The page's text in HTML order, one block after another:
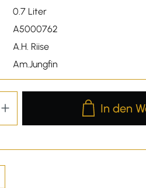
0.7 Liter
A5000762
A.H. Riise
Am.Jungfin
Produkt Anzahl:
In den